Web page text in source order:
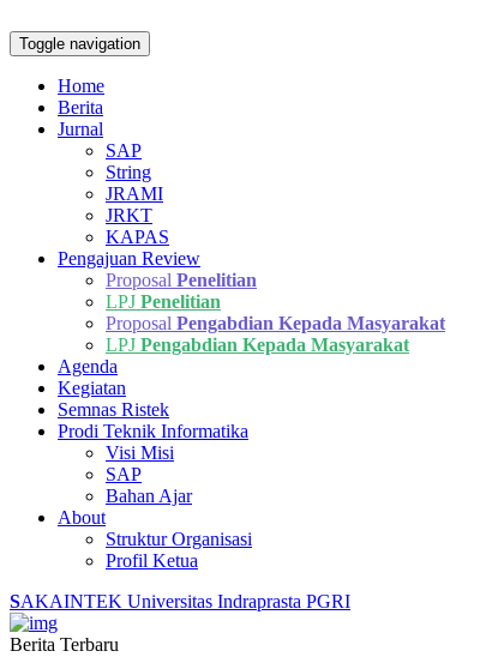
Toggle navigation
Home
Berita
Jurnal
SAP
String
JRAMI
JRKT
KAPAS
Pengajuan Review
Proposal Penelitian
LPJ Penelitian
Proposal Pengabdian Kepada Masyarakat
LPJ Pengabdian Kepada Masyarakat
Agenda
Kegiatan
Semnas Ristek
Prodi Teknik Informatika
Visi Misi
SAP
Bahan Ajar
About
Struktur Organisasi
Profil Ketua
SAKAINTEK Universitas Indraprasta PGRI
Berita Terbaru